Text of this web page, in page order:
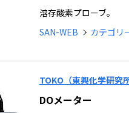
溶存酸素プローブ。
SAN-WEB
カテゴリ
TOKO（東興化学研究所
DOメーター